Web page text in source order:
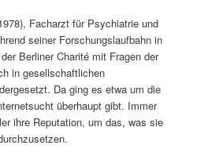
Facharzt für Psychiatrie und
seiner Forschungslaufbahn in
Berliner Charité mit Fragen der
in gesellschaftlichen
Da ging es etwa um die
überhaupt gibt. Immer
ihre Reputation, um das, was sie